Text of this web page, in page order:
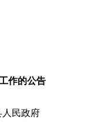
作的公告
人民政府